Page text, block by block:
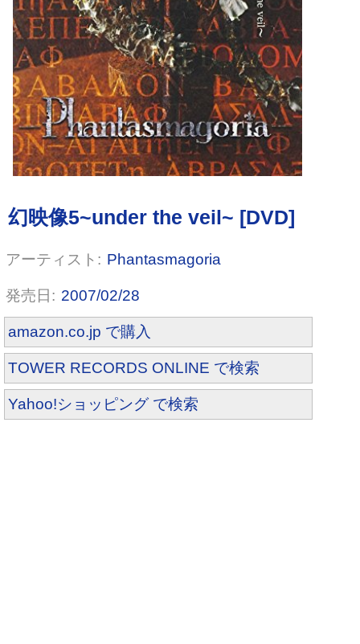
Phantasmagoria
2007/02/28
amazon.co.jp で購入
TOWER RECORDS ONLINE で検索
Yahoo!ショッピング で検索